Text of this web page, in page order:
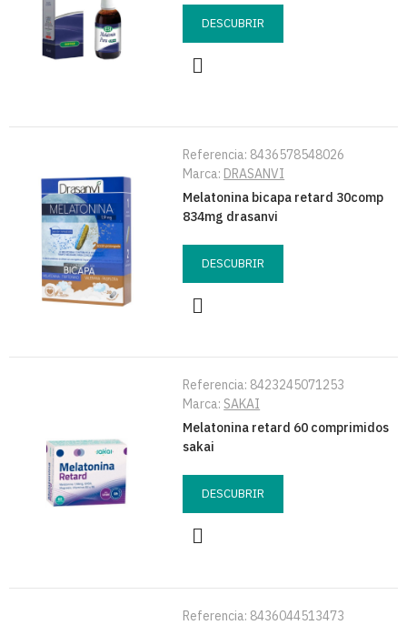
DESCUBRIR
Referencia: 8436578548026
Marca: DRASANVI
Melatonina bicapa retard 30comp
834mg drasanvi
DESCUBRIR
Referencia: 8423245071253
Marca: SAKAI
Melatonina retard 60 comprimidos
sakai
DESCUBRIR
Referencia: 8436044513473